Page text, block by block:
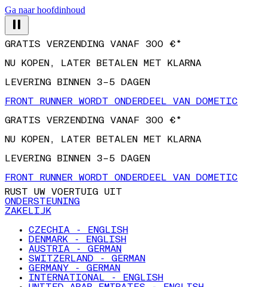
Ga naar hoofdinhoud
GRATIS VERZENDING VANAF 300 €*
NU KOPEN, LATER BETALEN MET KLARNA
LEVERING BINNEN 3–5 DAGEN
FRONT RUNNER WORDT ONDERDEEL VAN DOMETIC
GRATIS VERZENDING VANAF 300 €*
NU KOPEN, LATER BETALEN MET KLARNA
LEVERING BINNEN 3–5 DAGEN
FRONT RUNNER WORDT ONDERDEEL VAN DOMETIC
RUST UW VOERTUIG UIT
ONDERSTEUNING
ZAKELIJK
CZECHIA - ENGLISH
DENMARK - ENGLISH
AUSTRIA - GERMAN
SWITZERLAND - GERMAN
GERMANY - GERMAN
INTERNATIONAL - ENGLISH